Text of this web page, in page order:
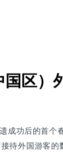
区）
成功后的首个
待外国游客